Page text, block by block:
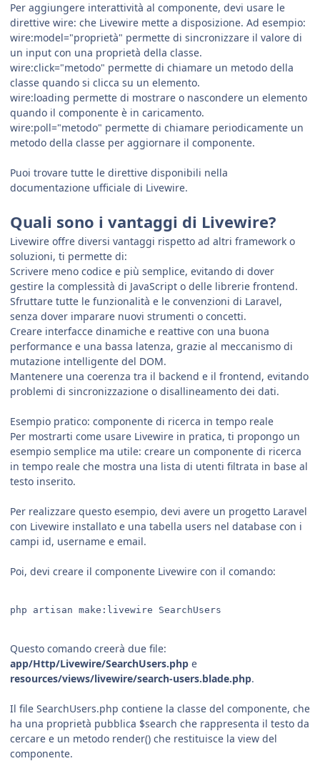
Per aggiungere interattività al componente, devi usare le
direttive wire: che Livewire mette a disposizione. Ad esempio:
wire:model="proprietà" permette di sincronizzare il valore di
un input con una proprietà della classe.
wire:click="metodo" permette di chiamare un metodo della
classe quando si clicca su un elemento.
wire:loading permette di mostrare o nascondere un elemento
quando il componente è in caricamento.
wire:poll="metodo" permette di chiamare periodicamente un
metodo della classe per aggiornare il componente.
Puoi trovare tutte le direttive disponibili nella
documentazione ufficiale di Livewire.
Quali sono i vantaggi di Livewire?
Livewire offre diversi vantaggi rispetto ad altri framework o
soluzioni, ti permette di:
Scrivere meno codice e più semplice, evitando di dover
gestire la complessità di JavaScript o delle librerie frontend.
Sfruttare tutte le funzionalità e le convenzioni di Laravel,
senza dover imparare nuovi strumenti o concetti.
Creare interfacce dinamiche e reattive con una buona
performance e una bassa latenza, grazie al meccanismo di
mutazione intelligente del DOM.
Mantenere una coerenza tra il backend e il frontend, evitando
problemi di sincronizzazione o disallineamento dei dati.
Esempio pratico: componente di ricerca in tempo reale
Per mostrarti come usare Livewire in pratica, ti propongo un
esempio semplice ma utile: creare un componente di ricerca
in tempo reale che mostra una lista di utenti filtrata in base al
testo inserito.
Per realizzare questo esempio, devi avere un progetto Laravel
con Livewire installato e una tabella users nel database con i
campi id, username e email.
Poi, devi creare il componente Livewire con il comando:
php artisan make:livewire SearchUsers
Questo comando creerà due file:
app/Http/Livewire/SearchUsers.php e
resources/views/livewire/search-users.blade.php.
Il file SearchUsers.php contiene la classe del componente, che
ha una proprietà pubblica $search che rappresenta il testo da
cercare e un metodo render() che restituisce la view del
componente.